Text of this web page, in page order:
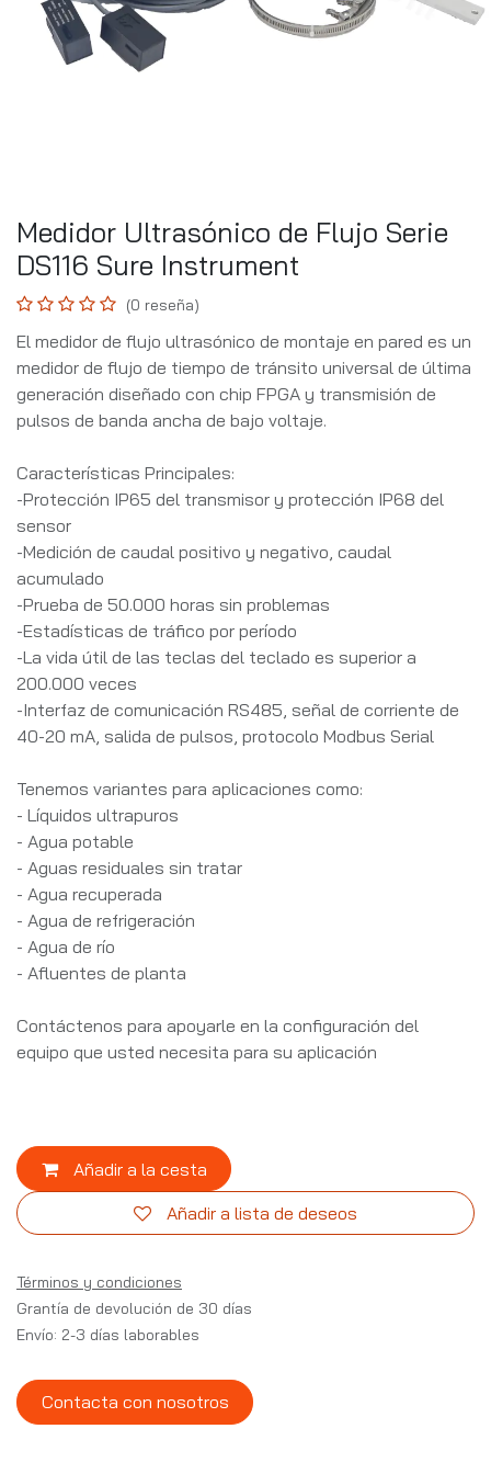
Medidor Ultrasónico de Flujo Serie
DS116 Sure Instrument
(0 reseña)
El medidor de flujo ultrasónico de montaje en pared es un
medidor de flujo de tiempo de tránsito universal de última
generación diseñado con chip FPGA y transmisión de
pulsos de banda ancha de bajo voltaje.
Características Principales:
-Protección IP65 del transmisor y protección IP68 del
sensor
-Medición de caudal positivo y negativo, caudal
acumulado
-Prueba de 50.000 horas sin problemas
-Estadísticas de tráfico por período
-La vida útil de las teclas del teclado es superior a
200.000 veces
-Interfaz de comunicación RS485, señal de corriente de
40-20 mA, salida de pulsos, protocolo Modbus Serial
Tenemos variantes para aplicaciones como:
- Líquidos ultrapuros
- Agua potable
- Aguas residuales sin tratar
- Agua recuperada
- Agua de refrigeración
- Agua de río
- Afluentes de planta
Contáctenos para apoyarle en la configuración del
equipo que usted necesita para su aplicación
Añadir a la cesta
Añadir a lista de deseos
Términos y condiciones
Grantía de devolución de 30 días
Envío: 2-3 días laborables
Contacta con nosotros